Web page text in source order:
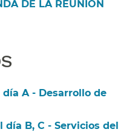
DE LA REUNIÓN​​
A - Desarrollo de
B, C - Servicios del